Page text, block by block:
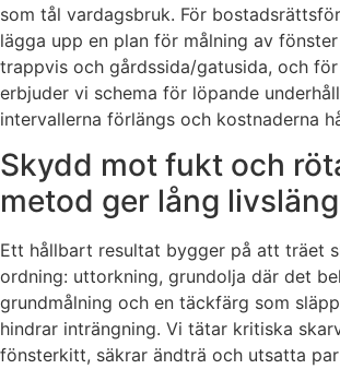
som tål vardagsbruk. För
lägga upp en plan för målning av
trappvis och gårdssida/gatusida, och
erbjuder vi schema för löpande
intervallerna förlängs och kostnaderna
Skydd mot fukt och
metod ger lång
Ett hållbart resultat bygger på att träet
ordning: uttorkning, grundolja där det
grundmålning och en täckfärg som
hindrar inträngning. Vi tätar kritiska
fönsterkitt, säkrar ändträ och utsatta